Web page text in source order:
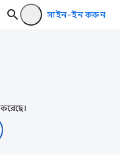
সাইন-ইন করুন